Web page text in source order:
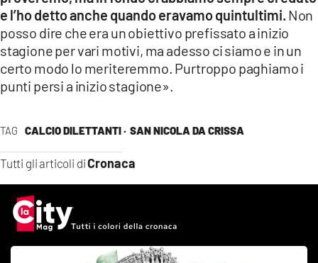
TAG CALCIO DILETTANTI · SAN NICOLA DA CRISSA
Tutti gli articoli diCronaca
e l’ho detto anche quando eravamo quintultimi. Non
posso dire che era un obiettivo prefissato a inizio
stagione per vari motivi, ma adesso ci siamo e in un
certo modo lo meriteremmo. Purtroppo paghiamo i
punti persi a inizio stagione».